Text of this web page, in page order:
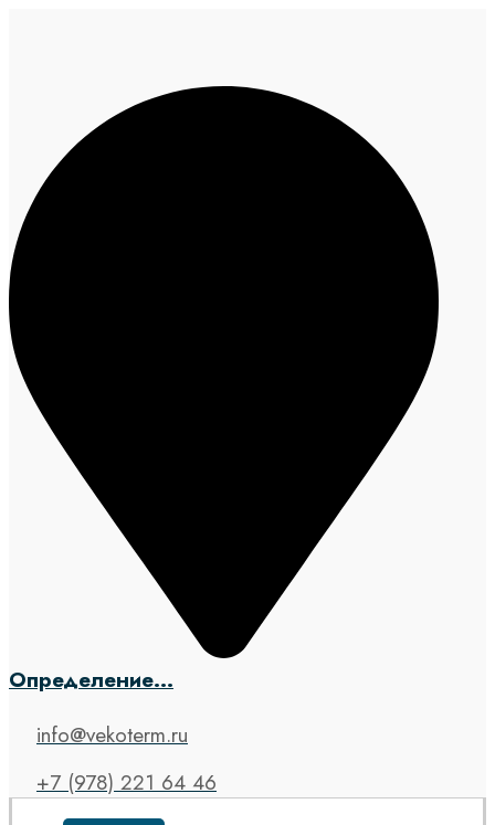
Определение...
info@vekoterm.ru
+7 (978) 221 64 46